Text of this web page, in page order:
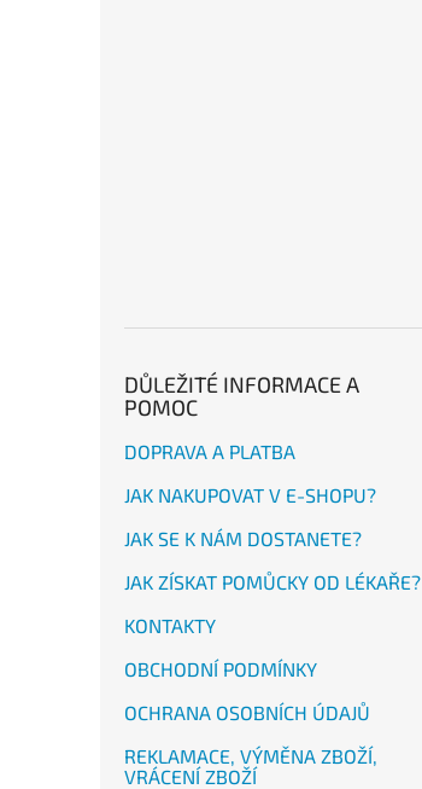
DŮLEŽITÉ INFORMACE A
POMOC
DOPRAVA A PLATBA
JAK NAKUPOVAT V E-SHOPU?
JAK SE K NÁM DOSTANETE?
JAK ZÍSKAT POMŮCKY OD LÉKAŘE?
KONTAKTY
OBCHODNÍ PODMÍNKY
OCHRANA OSOBNÍCH ÚDAJŮ
REKLAMACE, VÝMĚNA ZBOŽÍ,
VRÁCENÍ ZBOŽÍ